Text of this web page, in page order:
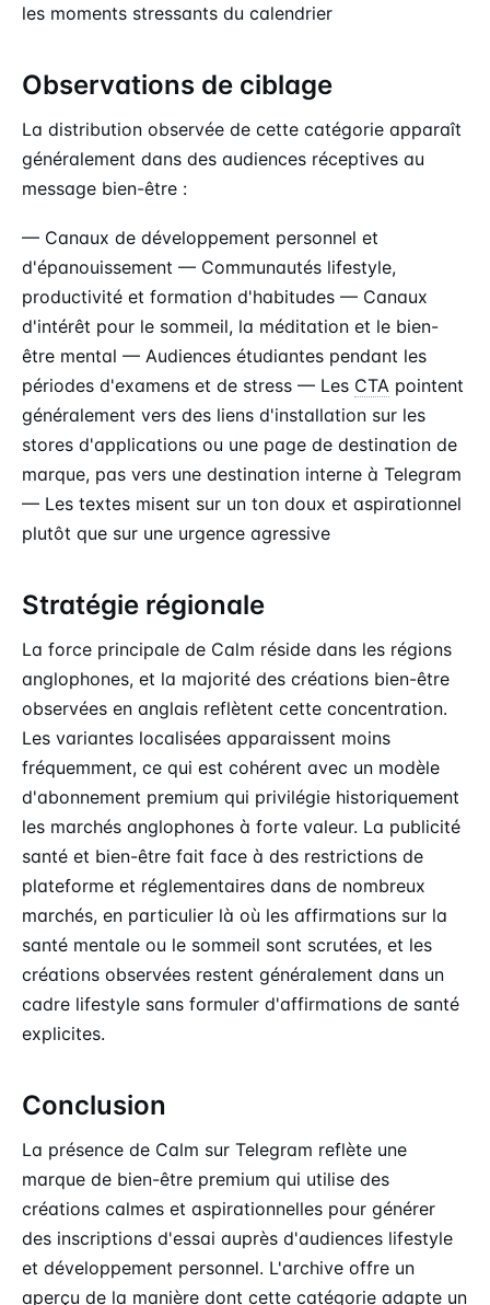
les moments stressants du calendrier
Observations de ciblage
La distribution observée de cette catégorie apparaît
généralement dans des audiences réceptives au
message bien-être :
— Canaux de développement personnel et
d'épanouissement — Communautés lifestyle,
productivité et formation d'habitudes — Canaux
d'intérêt pour le sommeil, la méditation et le bien-
être mental — Audiences étudiantes pendant les
périodes d'examens et de stress — Les CTA pointent
généralement vers des liens d'installation sur les
stores d'applications ou une page de destination de
marque, pas vers une destination interne à Telegram
— Les textes misent sur un ton doux et aspirationnel
plutôt que sur une urgence agressive
Stratégie régionale
La force principale de Calm réside dans les régions
anglophones, et la majorité des créations bien-être
observées en anglais reflètent cette concentration.
Les variantes localisées apparaissent moins
fréquemment, ce qui est cohérent avec un modèle
d'abonnement premium qui privilégie historiquement
les marchés anglophones à forte valeur. La publicité
santé et bien-être fait face à des restrictions de
plateforme et réglementaires dans de nombreux
marchés, en particulier là où les affirmations sur la
santé mentale ou le sommeil sont scrutées, et les
créations observées restent généralement dans un
cadre lifestyle sans formuler d'affirmations de santé
explicites.
Conclusion
La présence de Calm sur Telegram reflète une
marque de bien-être premium qui utilise des
créations calmes et aspirationnelles pour générer
des inscriptions d'essai auprès d'audiences lifestyle
et développement personnel. L'archive offre un
aperçu de la manière dont cette catégorie adapte un